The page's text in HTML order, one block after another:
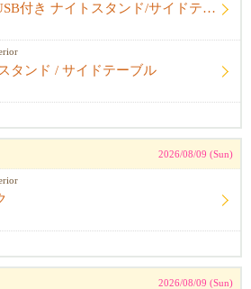
コンセント・USB付き ナイトスタンド/サイドテーブル
タンド / サイドテーブル
2026/08/09 (Sun)
2026/08/09 (Sun)